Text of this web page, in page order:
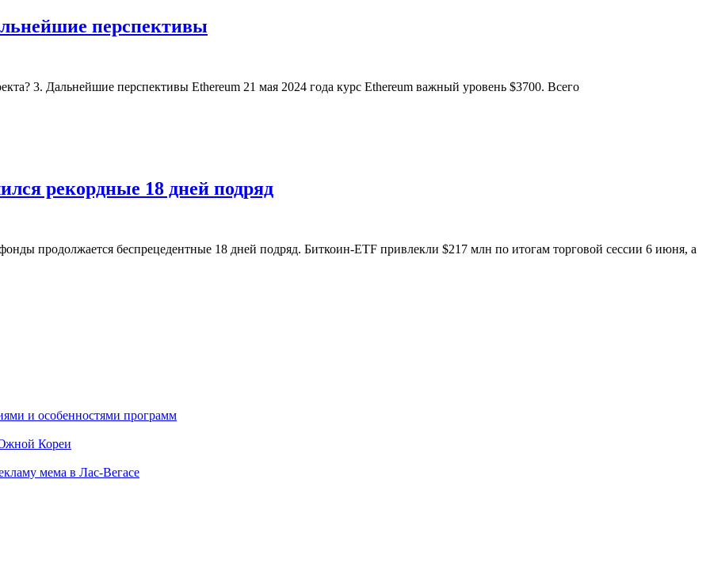
перспективы
3. Дальнейшие перспективы Ethereum 21 мая 2024 года курс Ethereum важный уровень $3700. Всего
рекордные 18 дней подряд
продолжается беспрецедентные 18 дней подряд. Биткоин-ETF привлекли $217 млн по итогам торговой сессии 6 июня, а
и особенностями программ
Кореи
мема в Лас-Вегасе